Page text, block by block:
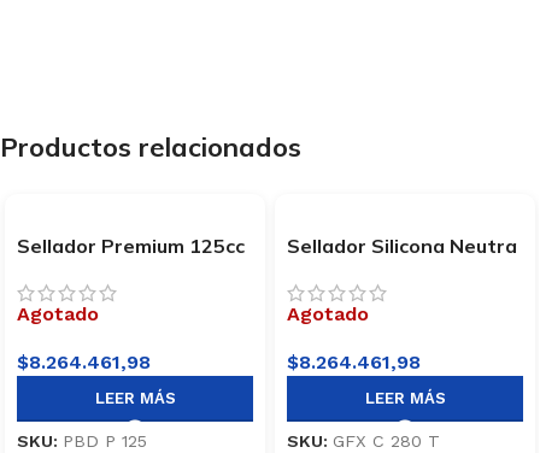
Productos relacionados
Sellador Premium 125cc
Caja Suprabond
Agotado
$8.264.461,98
LEER MÁS
SKU: PBD P 125
Sellador Silicona Neutra
Transp. Suprabond
Agotado
$8.264.461,98
LEER MÁS
SKU: GFX C 280 T